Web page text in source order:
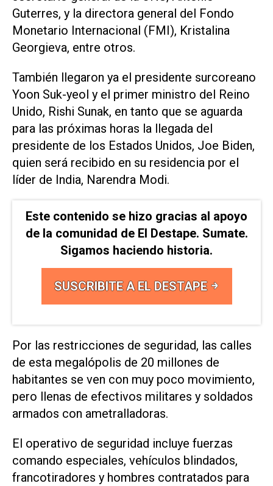
Guterres, y la directora general del Fondo
Monetario Internacional (FMI), Kristalina
Georgieva, entre otros.
También llegaron ya el presidente surcoreano
Yoon Suk-yeol y el primer ministro del Reino
Unido, Rishi Sunak, en tanto que se aguarda
para las próximas horas la llegada del
presidente de los Estados Unidos, Joe Biden,
quien será recibido en su residencia por el
líder de India, Narendra Modi.
Este contenido se hizo gracias al apoyo
de la comunidad de El Destape. Sumate.
Sigamos haciendo historia.
SUSCRIBITE A EL DESTAPE
Por las restricciones de seguridad, las calles
de esta megalópolis de 20 millones de
habitantes se ven con muy poco movimiento,
pero llenas de efectivos militares y soldados
armados con ametralladoras.
El operativo de seguridad incluye fuerzas
comando especiales, vehículos blindados,
francotiradores y hombres contratados para